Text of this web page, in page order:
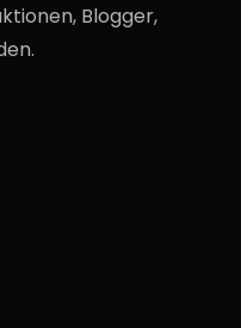
Blogger,